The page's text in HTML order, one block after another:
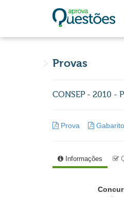
Provas
CONSEP - 2010 -
Prova Gabarito
Informações